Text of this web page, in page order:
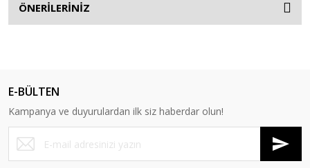
ÖNERİLERİNİZ
E-BÜLTEN
Kampanya ve duyurulardan ilk siz haberdar olun!